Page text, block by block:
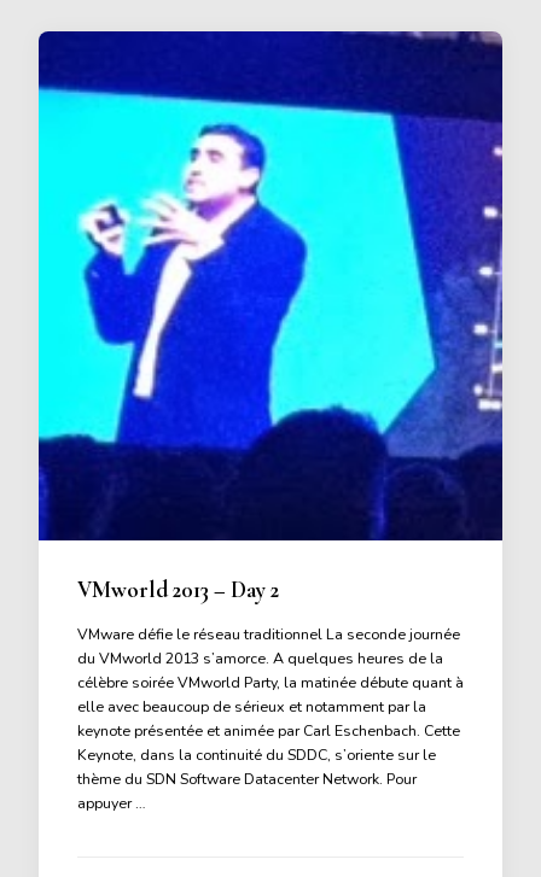
VMworld 2013 – Day 2
VMware défie le réseau traditionnel La seconde journée
du VMworld 2013 s’amorce. A quelques heures de la
célèbre soirée VMworld Party, la matinée débute quant à
elle avec beaucoup de sérieux et notamment par la
keynote présentée et animée par Carl Eschenbach. Cette
Keynote, dans la continuité du SDDC, s’oriente sur le
thème du SDN Software Datacenter Network. Pour
appuyer …